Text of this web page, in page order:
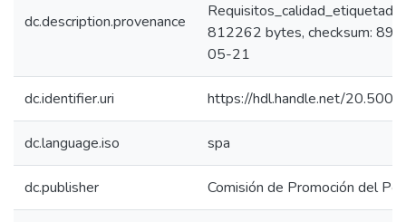
dc.description.provenance
812262 bytes, checksum:
05-21
dc.identifier.uri https://hdl.handle.net/
dc.language.iso spa
dc.publisher Comisión de Promoción del